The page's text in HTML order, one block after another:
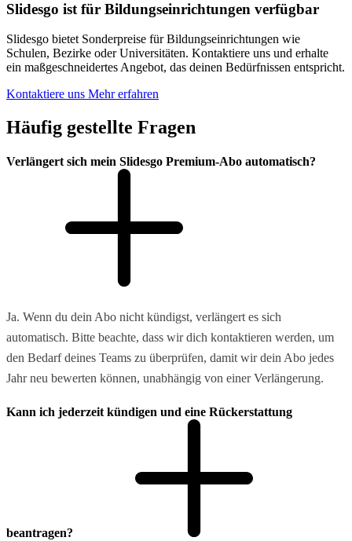
Slidesgo ist für Bildungseinrichtungen verfügbar
Slidesgo bietet Sonderpreise für Bildungseinrichtungen wie
Schulen, Bezirke oder Universitäten. Kontaktiere uns und erhalte
ein maßgeschneidertes Angebot, das deinen Bedürfnissen entspricht.
Kontaktiere uns Mehr erfahren
Häufig gestellte Fragen
Verlängert sich mein Slidesgo Premium-Abo automatisch?
Ja. Wenn du dein Abo nicht kündigst, verlängert es sich
automatisch. Bitte beachte, dass wir dich kontaktieren werden, um
den Bedarf deines Teams zu überprüfen, damit wir dein Abo jedes
Jahr neu bewerten können, unabhängig von einer Verlängerung.
Kann ich jederzeit kündigen und eine Rückerstattung
beantragen?